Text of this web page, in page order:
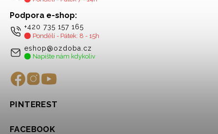
Podpora e-shop:
+420 735 157 165
Pondělí - Pátek: 8 - 15h
eshop@ozdoba.cz
Napište nám kdykoliv
PINTEREST
FACEBOOK